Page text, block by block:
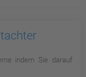
indem Sie darauf